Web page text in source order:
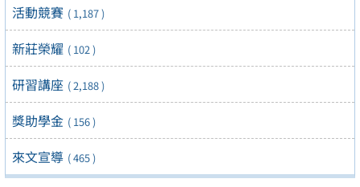
活動競賽 ( 1,187 )
新莊榮耀 ( 102 )
研習講座 ( 2,188 )
獎助學金 ( 156 )
來文宣導 ( 465 )